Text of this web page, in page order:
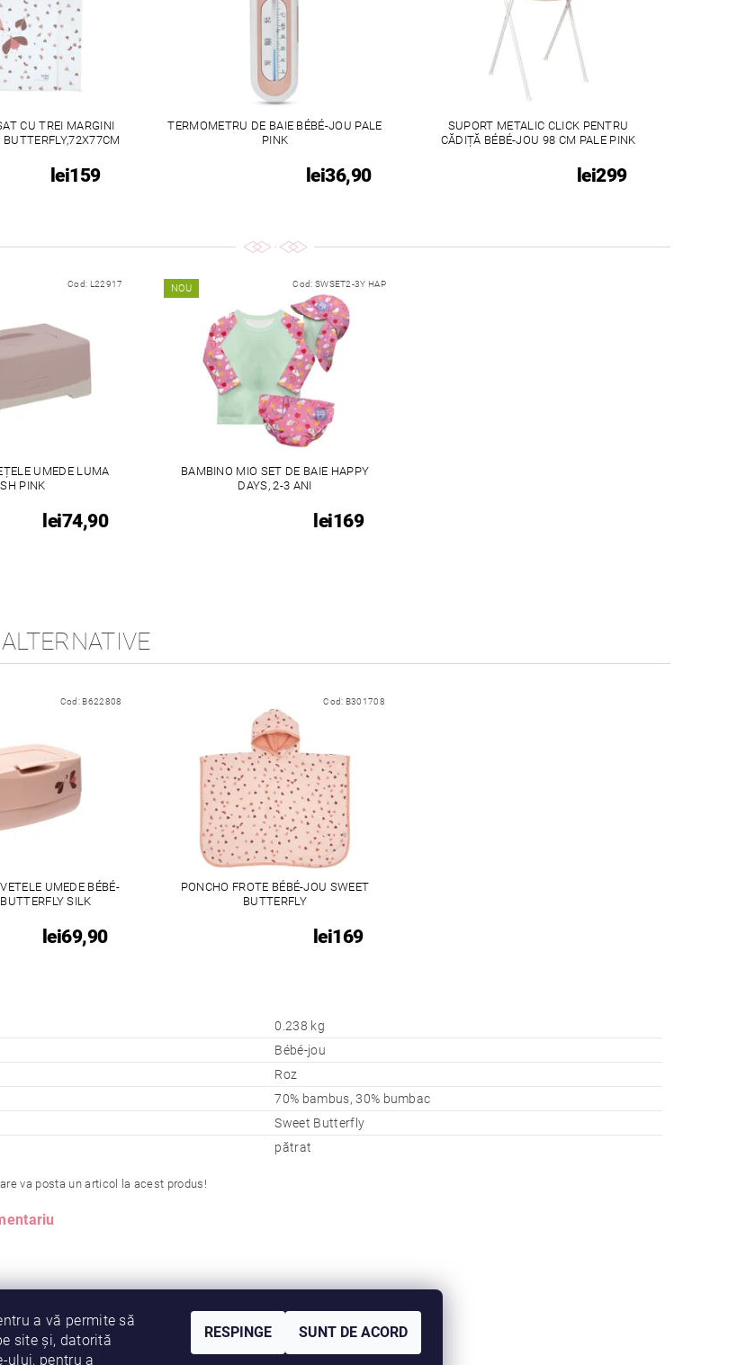
CU TREI MARGINI
lei159
TERMOMETRU DE BAIE BÉBÉ-JOU PALE
PINK
lei36,90
SUPORT METALIC CLICK PENTRU
CĂDIȚĂ BÉBÉ-JOU 98 CM PALE PINK
lei299
Cod: L22917
UMEDE LUMA
PINK
lei74,90
NOU Cod: SWSET2-3Y HAP
BAMBINO MIO SET DE BAIE HAPPY
DAYS, 2-3 ANI
lei169
Cod: B622808
UMEDE BÉBÉ-
SILK
lei69,90
Cod: B301708
PONCHO FROTE BÉBÉ-JOU SWEET
BUTTERFLY
lei169
0.238 kg
Bébé-jou
Roz
70% bambus, 30% bumbac
Sweet Butterfly
pătrat
va posta un articol la acest produs!
a vă permite să
site și, datorită
ului, pentru a
RESPINGE SUNT DE ACORD